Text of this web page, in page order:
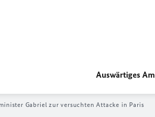
Auswärtiges
Gabriel zur versuchten Attacke in Paris